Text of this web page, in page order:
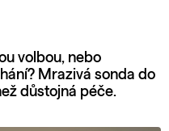
volbou, nebo
Mrazivá sonda do
důstojná péče.